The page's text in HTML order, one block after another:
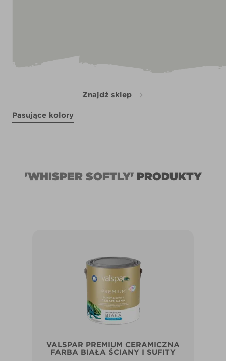
Znajdź sklep
Pasujące kolory
'WHISPER SOFTLY'PRODUKTY
VALSPAR PREMIUM CERAMICZNA
FARBA BIAŁA ŚCIANY I SUFITY